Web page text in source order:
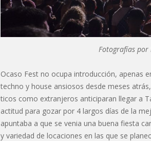
Fotografías
Ocaso Fest no ocupa introducción, apenas
techno y house ansiosos desde meses
ticos como extranjeros anticiparan llegar a
actitud para gozar por 4 largos días de la
apuntaba a que se venia una buena fiesta
y variedad de locaciones en las que se